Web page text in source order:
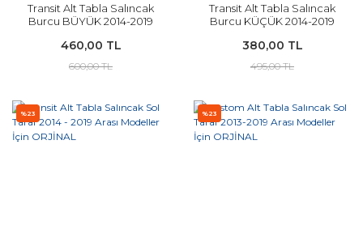
Transit Alt Tabla Salıncak
Burcu BÜYÜK 2014-2019
460,00 TL
600,00 TL
Transit Alt Tabla Salıncak
Burcu KÜÇÜK 2014-2019
380,00 TL
495,00 TL
%23 %23